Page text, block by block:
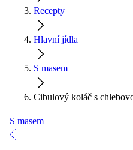
Recepty
Hlavní jídla
S masem
Cibulový koláč s
S masem